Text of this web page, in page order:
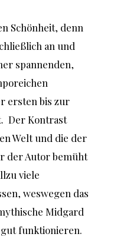
Schönheit, denn
an und
spannenden,
ersten bis zur
Der Kontrast
Welt und die der
der Autor bemüht
viele
weswegen das
Midgard
funktionieren.